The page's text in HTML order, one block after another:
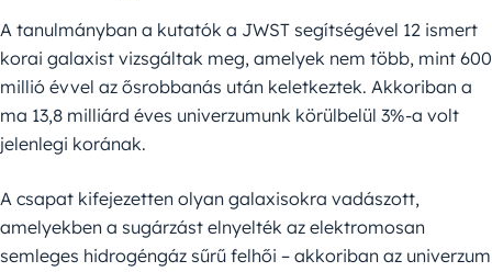
A tanulmányban a kutatók a JWST segítségével 12 ismert
korai galaxist vizsgáltak meg, amelyek nem több, mint 600
millió évvel az ősrobbanás után keletkeztek. Akkoriban a
ma 13,8 milliárd éves univerzumunk körülbelül 3%-a volt
jelenlegi korának.
A csapat kifejezetten olyan galaxisokra vadászott,
amelyekben a sugárzást elnyelték az elektromosan
semleges hidrogéngáz sűrű felhői – akkoriban az univerzum